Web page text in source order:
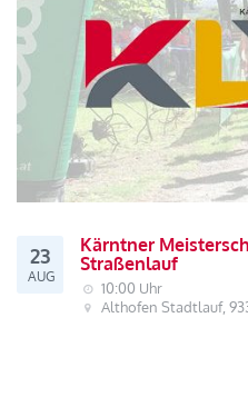
23
AUG
Kärntner
Straßenlauf
10:00 Uhr
Althofen Stadtlauf,